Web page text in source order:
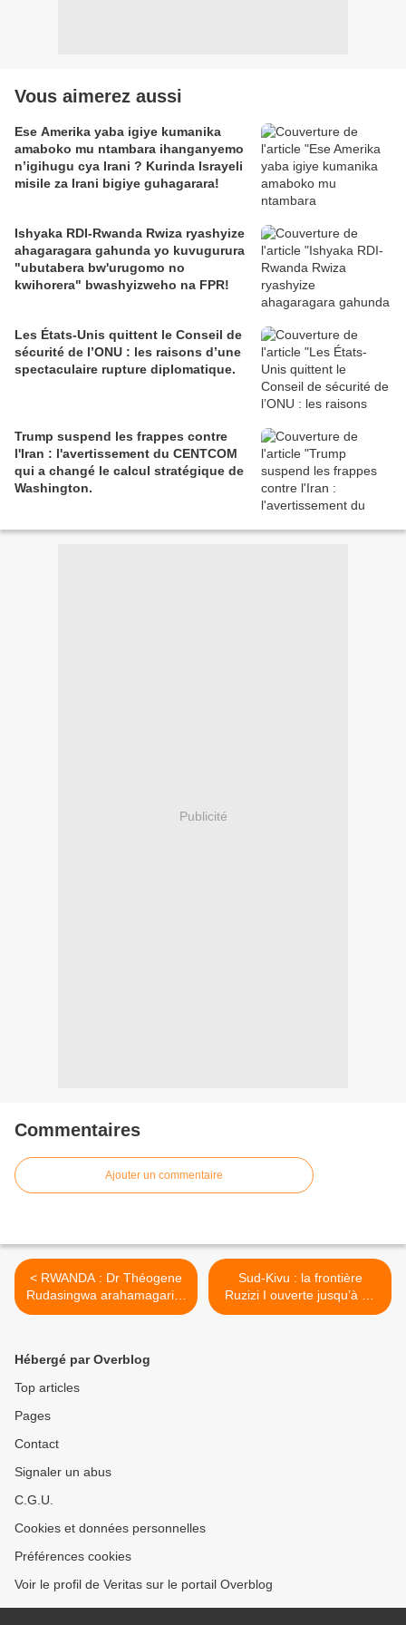
Vous aimerez aussi
Ese Amerika yaba igiye kumanika
amaboko mu ntambara ihanganyemo
n’igihugu cya Irani ? Kurinda Israyeli
misile za Irani bigiye guhagarara!
Ishyaka RDI-Rwanda Rwiza ryashyize
ahagaragara gahunda yo kuvugurura
"ubutabera bw'urugomo no
kwihorera" bwashyizweho na FPR!
Les États-Unis quittent le Conseil de
sécurité de l’ONU : les raisons d’une
spectaculaire rupture diplomatique.
Trump suspend les frappes contre
l'Iran : l'avertissement du CENTCOM
qui a changé le calcul stratégique de
Washington.
Publicité
Commentaires
Ajouter un commentaire
< RWANDA : Dr Théogene
Rudasingwa arahamagarira
amahanga kurwanya
Sud-Kivu : la frontière
Ruzizi I ouverte jusqu’à 22
heures >
Hébergé par Overblog
Top articles
Pages
Contact
Signaler un abus
C.G.U.
Cookies et données personnelles
Préférences cookies
Voir le profil de Veritas sur le portail Overblog